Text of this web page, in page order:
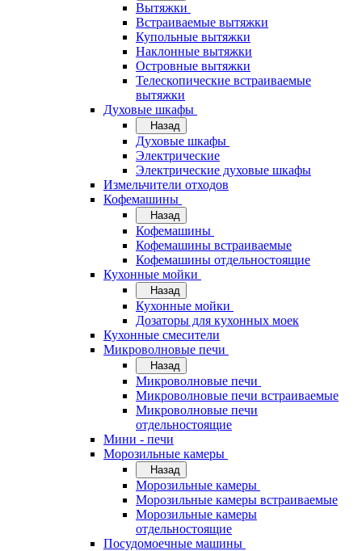
Вытяжки
Встраиваемые вытяжки
Купольные вытяжки
Наклонные вытяжки
Островные вытяжки
Телескопические встраиваемые
вытяжки
Духовые шкафы
Назад
Духовые шкафы
Электрические
Электрические духовые шкафы
Измельчители отходов
Кофемашины
Назад
Кофемашины
Кофемашины встраиваемые
Кофемашины отдельностоящие
Кухонные мойки
Назад
Кухонные мойки
Дозаторы для кухонных моек
Кухонные смесители
Микроволновые печи
Назад
Микроволновые печи
Микроволновые печи встраиваемые
Микроволновые печи
отдельностоящие
Мини - печи
Морозильные камеры
Назад
Морозильные камеры
Морозильные камеры встраиваемые
Морозильные камеры
отдельностоящие
Посудомоечные машины